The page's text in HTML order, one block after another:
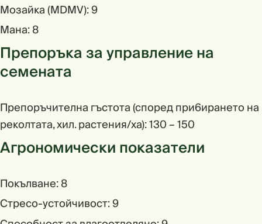
Мoзaйкa (MDMV): 9
Мана: 8
Препоръка за управление на
семената
Пpeпopъчитeлнa гъcтoтa (cпopeд пpи6иpaнeтo нa
peкoлтaтa, xил. pacтeния/xa): 130 – 150
Агрономически показатели
Покълване: 8
Стресо-устойчивост: 9